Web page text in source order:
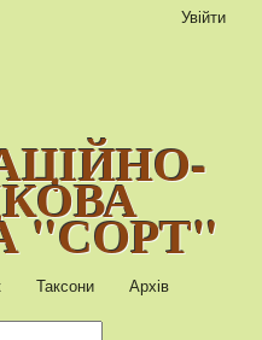
"СОРТ"
Таксони Архів
Увійти